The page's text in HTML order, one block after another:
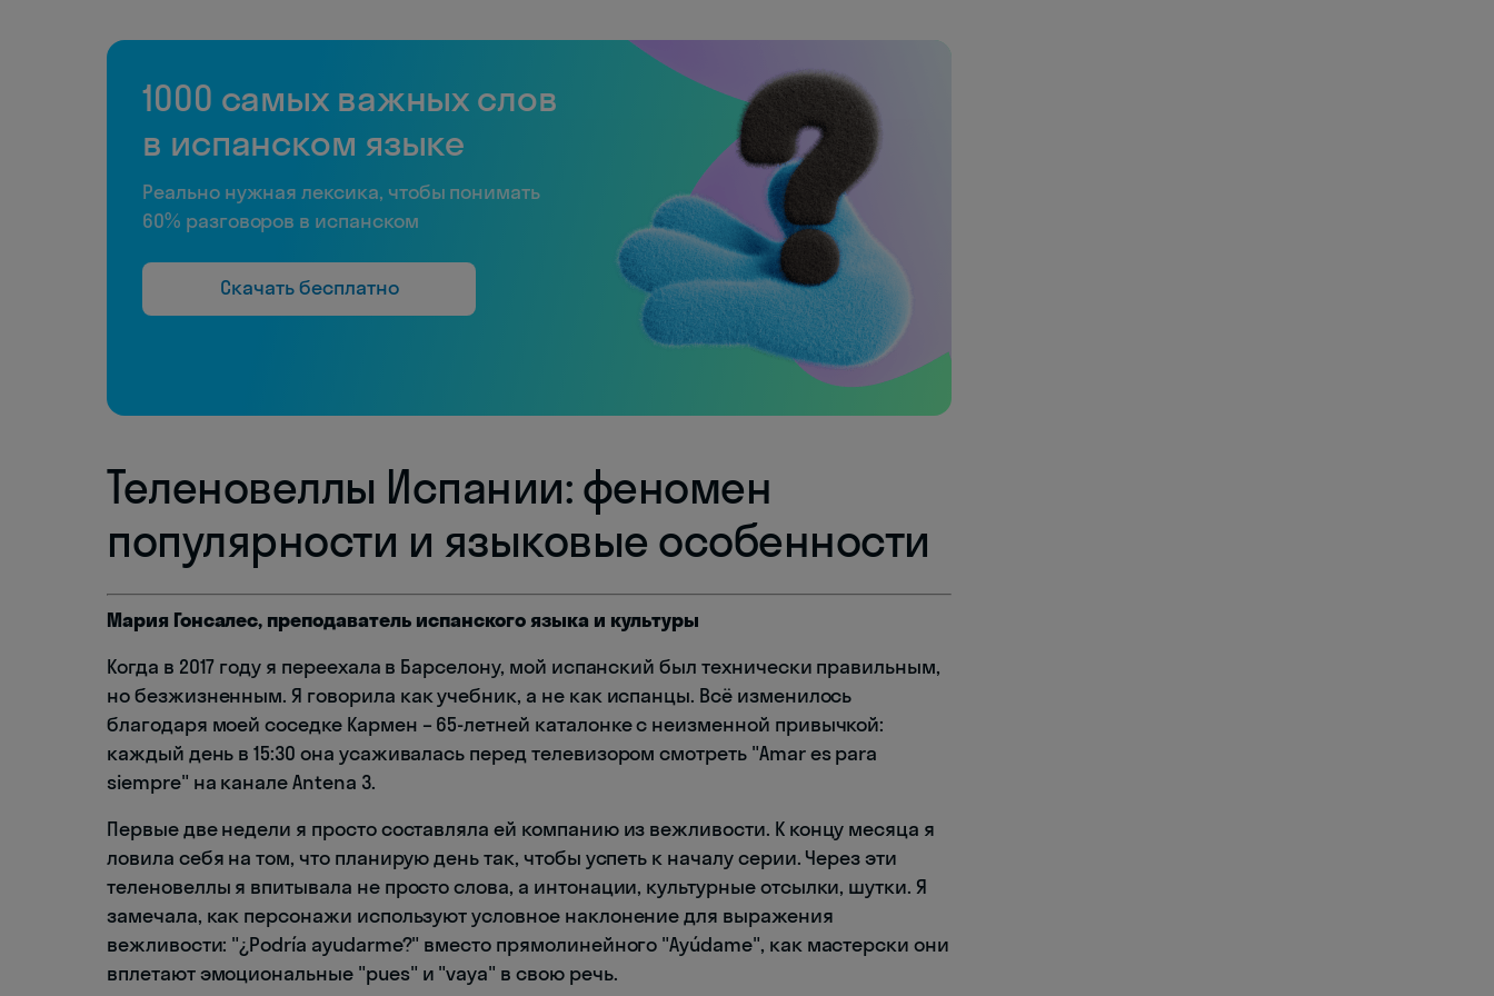
1000 самых важных слов
в испанском языке
Реально нужная лексика, чтобы понимать
60% разговоров в испанском
Скачать бесплатно
Теленовеллы Испании: феномен
популярности и языковые особенности
Мария Гонсалес, преподаватель испанского языка и культуры
Когда в 2017 году я переехала в Барселону, мой испанский был технически правильным,
но безжизненным. Я говорила как учебник, а не как испанцы. Всё изменилось
благодаря моей соседке Кармен – 65-летней каталонке с неизменной привычкой:
каждый день в 15:30 она усаживалась перед телевизором смотреть "Amar es para
siempre" на канале Antena 3.
Первые две недели я просто составляла ей компанию из вежливости. К концу месяца я
ловила себя на том, что планирую день так, чтобы успеть к началу серии. Через эти
теленовеллы я впитывала не просто слова, а интонации, культурные отсылки, шутки. Я
замечала, как персонажи используют условное наклонение для выражения
вежливости: "¿Podría ayudarme?" вместо прямолинейного "Ayúdame", как мастерски они
вплетают эмоциональные "pues" и "vaya" в свою речь.